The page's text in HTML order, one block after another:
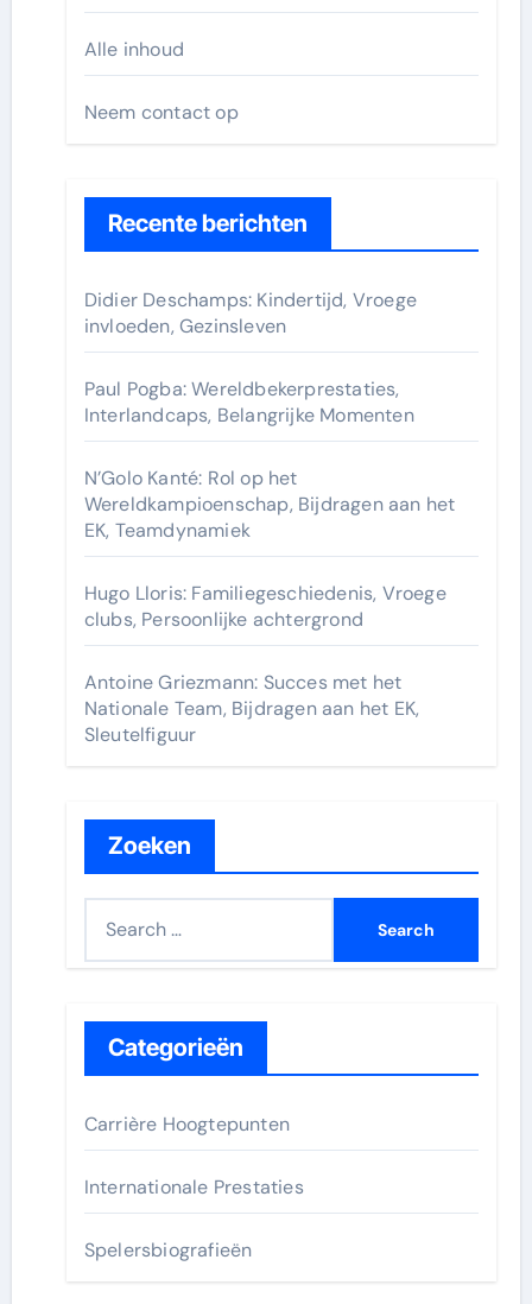
Alle inhoud
Neem contact op
Recente berichten
Didier Deschamps: Kindertijd, Vroege
invloeden, Gezinsleven
Paul Pogba: Wereldbekerprestaties,
Interlandcaps, Belangrijke Momenten
N’Golo Kanté: Rol op het
Wereldkampioenschap, Bijdragen aan het
EK, Teamdynamiek
Hugo Lloris: Familiegeschiedenis, Vroege
clubs, Persoonlijke achtergrond
Antoine Griezmann: Succes met het
Nationale Team, Bijdragen aan het EK,
Sleutelfiguur
Zoeken
h
f
o
r
:
Categorieën
Carrière Hoogtepunten
Internationale Prestaties
Spelersbiografieën